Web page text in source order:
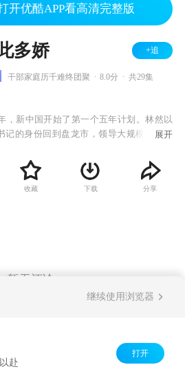
开优酷APP看高清完整版
多娇 +追
干部家庭历千难终团聚 8.0分 共29集
，新中国开始了第一个五年计划。林然以
记的身份回到盘龙市，领导大规模的建设
。他的两个养子——烈士遗孤云海东和国
领遗孤石明挥，这时已分别担任了大型钢
公方副厂长和苏联专家组俄语翻译。更让
展开
收藏 下载 分享
暂无评论
继续使用浏览器
赴
打开